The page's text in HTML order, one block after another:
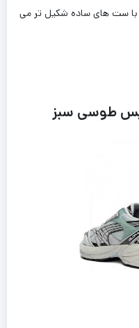
با ست های ساده شکیل تر می
طوسی سبز